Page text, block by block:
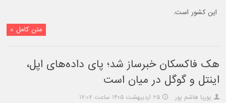
این کشور است.
متن کامل »
هک فاکسکان خبرساز شد؛ پای داده‌های اپل،
اینتل و گوگل در میان است
پوریا هاشم پور ۲۵ اردیبهشت ۱۴۰۵ ساعت ۱۷:۰۷